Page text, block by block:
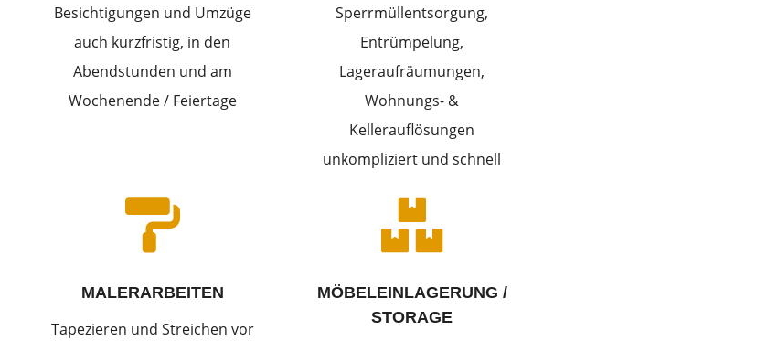
Besichtigungen und Umzüge
auch kurzfristig, in den
Abendstunden und am
Wochenende / Feiertage
Sperrmüllentsorgung,
Entrümpelung,
Lageraufräumungen,
Wohnungs- &
Kellerauflösungen
unkompliziert und schnell

MALERARBEITEN
Tapezieren und Streichen vor

MÖBELEINLAGERUNG /
STORAGE